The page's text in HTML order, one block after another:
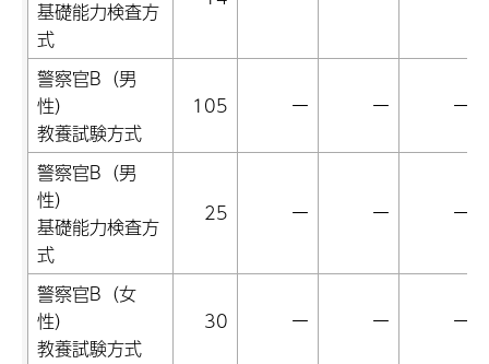
基礎能力検査方
式
警察官B（男
性）
教養試験方式
105 ー ー ー
警察官B（男
性）
基礎能力検査方
式
25 ー ー ー
警察官B（女
性）
教養試験方式
30 ー ー ー